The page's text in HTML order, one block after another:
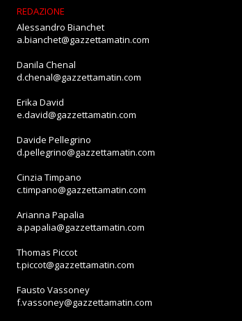
REDAZIONE
Alessandro Bianchet
a.bianchet@gazzettamatin.com
Danila Chenal
d.chenal@gazzettamatin.com
Erika David
e.david@gazzettamatin.com
Davide Pellegrino
d.pellegrino@gazzettamatin.com
Cinzia Timpano
c.timpano@gazzettamatin.com
Arianna Papalia
a.papalia@gazzettamatin.com
Thomas Piccot
t.piccot@gazzettamatin.com
Fausto Vassoney
f.vassoney@gazzettamatin.com